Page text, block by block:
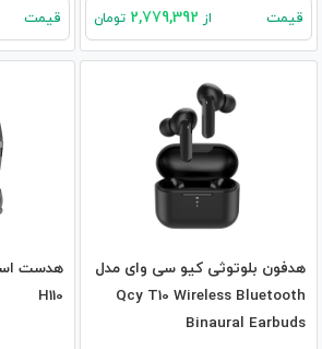
قیمت از تومان قیمت
هدفون بلوتوثی کیو سی وای مدل
Qcy T10 Wireless Bluetooth
Binaural Earbuds
H110